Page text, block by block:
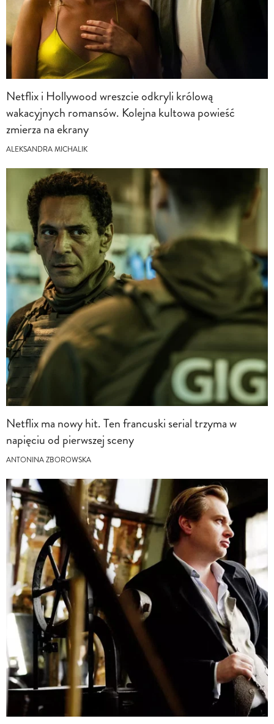
Netflix i Hollywood wreszcie odkryli królową
wakacyjnych romansów. Kolejna kultowa powieść
zmierza na ekrany
ALEKSANDRA MICHALIK
Netflix ma nowy hit. Ten francuski serial trzyma w
napięciu od pierwszej sceny
ANTONINA ZBOROWSKA